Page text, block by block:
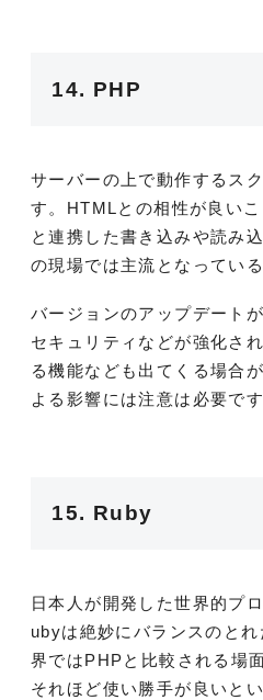
14. PHP
サーバーの上で動作するス
す。HTMLとの相性が良い
と連携した書き込みや読み
の現場では主流となっている
バージョンのアップデート
セキュリティなどが強化さ
る機能なども出てくる場合
よる影響には注意は必要です
15. Ruby
日本人が開発した世界的プ
ubyは絶妙にバランスのと
界ではPHPと比較される場
それほど使い勝手が良いと